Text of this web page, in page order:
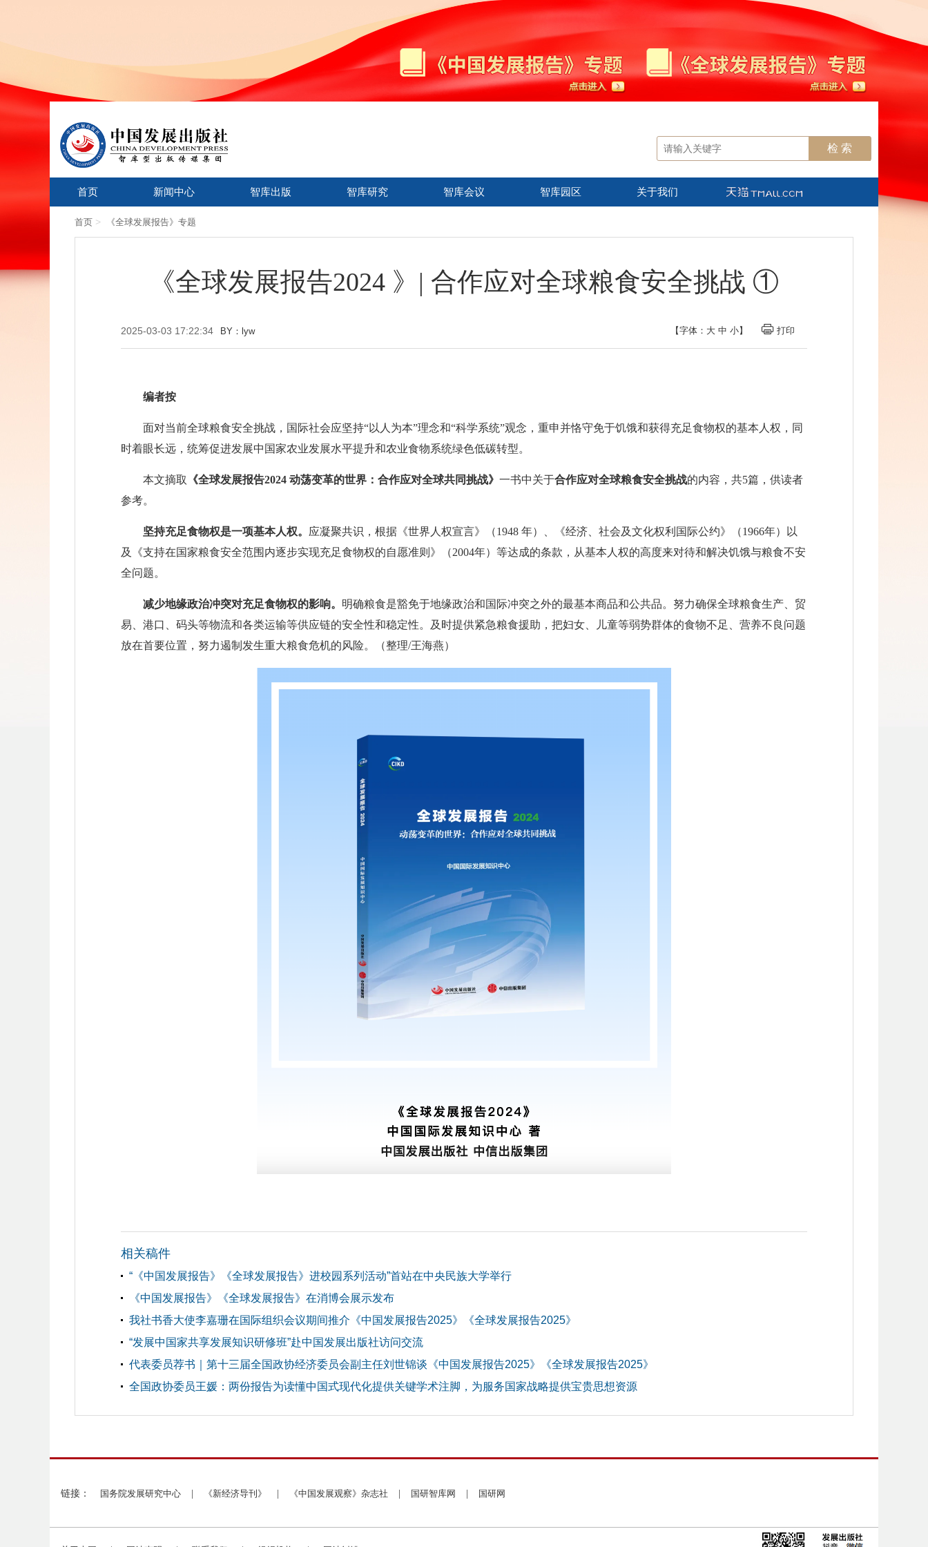
首页 新闻中心 智库出版 智库研究 智库会议 智库园区 关于我们
首页 > 《全球发展报告》专题
《全球发展报告2024 》| 合作应对全球粮食安全挑战 ①
2025-03-03 17:22:34 BY：lyw 【字体： 大 中 小】 打印
编者按
面对当前全球粮食安全挑战，国际社会应坚持“以人为本”理念和“科学系统”观念，重申并恪守免于饥饿和获得充足食物权的基本人权，同
时着眼长远，统筹促进发展中国家农业发展水平提升和农业食物系统绿色低碳转型。
本文摘取 《全球发展报告2024 动荡变革的世界：合作应对全球共同挑战》 一书中关于合作应对全球粮食安全挑战的内容，共5篇，供读者
参考。
坚持充足食物权是一项基本人权。 应凝聚共识，根据《世界人权宣言》（1948 年）、《经济、社会及文化权利国际公约》（1966年）以
及《支持在国家粮食安全范围内逐步实现充足食物权的自愿准则》（2004年）等达成的条款，从基本人权的高度来对待和解决饥饿与粮食不安
全问题。
减少地缘政治冲突对充足食物权的影响。 明确粮食是豁免于地缘政治和国际冲突之外的最基本商品和公共品。努力确保全球粮食生产、贸
易、港口、码头等物流和各类运输等供应链的安全性和稳定性。及时提供紧急粮食援助，把妇女、儿童等弱势群体的食物不足、营养不良问题
放在首要位置，努力遏制发生重大粮食危机的风险。（整理/王海燕）
相关稿件
“《中国发展报告》《全球发展报告》进校园系列活动”首站在中央民族大学举行
《中国发展报告》《全球发展报告》在消博会展示发布
我社书香大使李嘉珊在国际组织会议期间推介《中国发展报告2025》《全球发展报告2025》
“发展中国家共享发展知识研修班”赴中国发展出版社访问交流
代表委员荐书｜第十三届全国政协经济委员会副主任刘世锦谈《中国发展报告2025》《全球发展报告2025》
全国政协委员王媛：两份报告为读懂中国式现代化提供关键学术注脚，为服务国家战略提供宝贵思想资源
链接： 国务院发展研究中心 《新经济导刊》 《中国发展观察》杂志社 国研智库网 国研网